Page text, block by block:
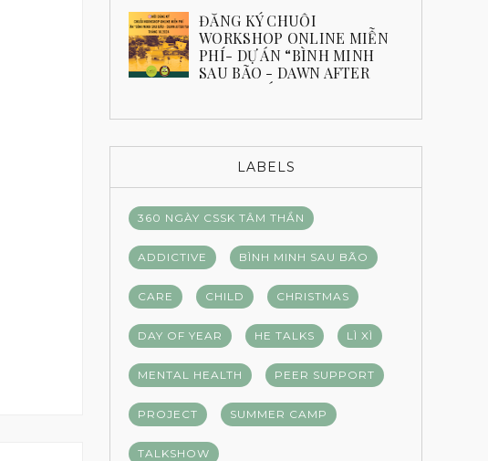
độn...
ĐĂNG KÝ CHUỖI
WORKSHOP ONLINE MIỄN
PHÍ- DỰ ÁN “BÌNH MINH
SAU BÃO - DAWN AFTER
YAGI” THÁNG 10.2024
LABELS
360 NGÀY CSSK TÂM THẦN
ADDICTIVE BÌNH MINH SAU BÃO
CARE CHILD CHRISTMAS
DAY OF YEAR HE TALKS LÌ XÌ
MENTAL HEALTH PEER SUPPORT
PROJECT SUMMER CAMP
TALKSHOW